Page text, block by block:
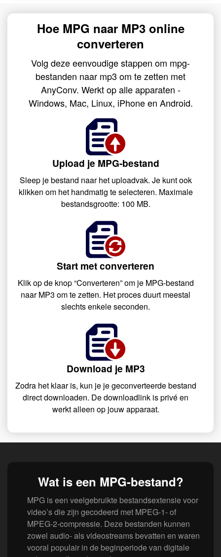
Hoe MPG naar MP3 online
converteren
Volg deze eenvoudige stappen om mpg-
bestanden naar mp3 om te zetten met
AnyConv. Werkt op alle apparaten -
Windows, Mac, Linux, iPhone en Android.
Upload je MPG-bestand
Sleep je bestand naar het uploadvak. Je kunt ook
klikken om het handmatig te selecteren. Maximale
bestandsgrootte: 100 MB.
Start met converteren
Klik op de knop “Converteren” om je MPG-bestand
naar MP3 om te zetten. Het proces duurt meestal
slechts enkele seconden.
Download je MP3
Zodra het klaar is, kun je je geconverteerde bestand
direct downloaden. De downloadlink is privé en
werkt alleen op jouw apparaat.
Wat is een MPG-bestand?
MPG is een veelgebruikte bestandsextensie voor
video’s die zijn gecodeerd met MPEG-1- of
MPEG-2-compressie. Deze bestanden kunnen
zowel audio- als videostreams bevatten en waren
vooral populair in de beginperiode van digitale